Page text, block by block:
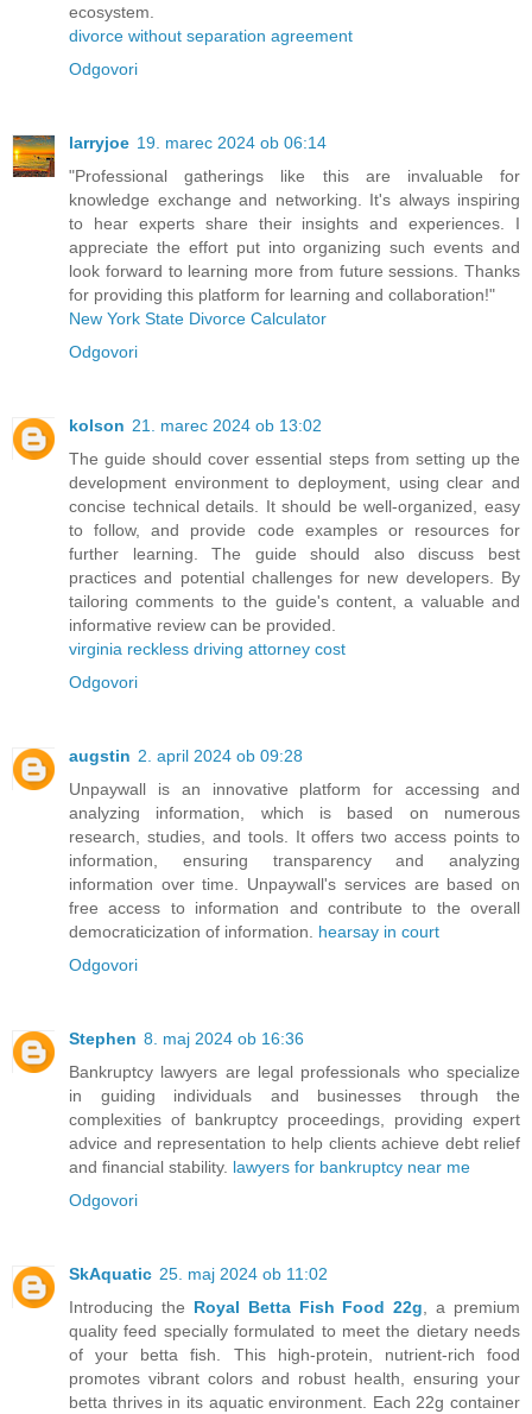
ecosystem.
divorce without separation agreement
Odgovori
larryjoe 19. marec 2024 ob 06:14
"Professional gatherings like this are invaluable for
knowledge exchange and networking. It's always inspiring
to hear experts share their insights and experiences. I
appreciate the effort put into organizing such events and
look forward to learning more from future sessions. Thanks
for providing this platform for learning and collaboration!"
New York State Divorce Calculator
Odgovori
kolson 21. marec 2024 ob 13:02
The guide should cover essential steps from setting up the
development environment to deployment, using clear and
concise technical details. It should be well-organized, easy
to follow, and provide code examples or resources for
further learning. The guide should also discuss best
practices and potential challenges for new developers. By
tailoring comments to the guide's content, a valuable and
informative review can be provided.
virginia reckless driving attorney cost
Odgovori
augstin 2. april 2024 ob 09:28
Unpaywall is an innovative platform for accessing and
analyzing information, which is based on numerous
research, studies, and tools. It offers two access points to
information, ensuring transparency and analyzing
information over time. Unpaywall's services are based on
free access to information and contribute to the overall
democraticization of information. hearsay in court
Odgovori
Stephen 8. maj 2024 ob 16:36
Bankruptcy lawyers are legal professionals who specialize
in guiding individuals and businesses through the
complexities of bankruptcy proceedings, providing expert
advice and representation to help clients achieve debt relief
and financial stability. lawyers for bankruptcy near me
Odgovori
SkAquatic 25. maj 2024 ob 11:02
Introducing the Royal Betta Fish Food 22g , a premium
quality feed specially formulated to meet the dietary needs
of your betta fish. This high-protein, nutrient-rich food
promotes vibrant colors and robust health, ensuring your
betta thrives in its aquatic environment. Each 22g container